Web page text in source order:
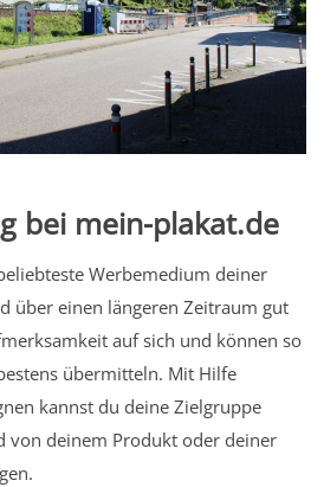
bei mein-plakat.de
Werbemedium deiner
über einen längeren Zeitraum gut
auf sich und können so
übermitteln. Mit Hilfe
kannst du deine Zielgruppe
von deinem Produkt oder deiner